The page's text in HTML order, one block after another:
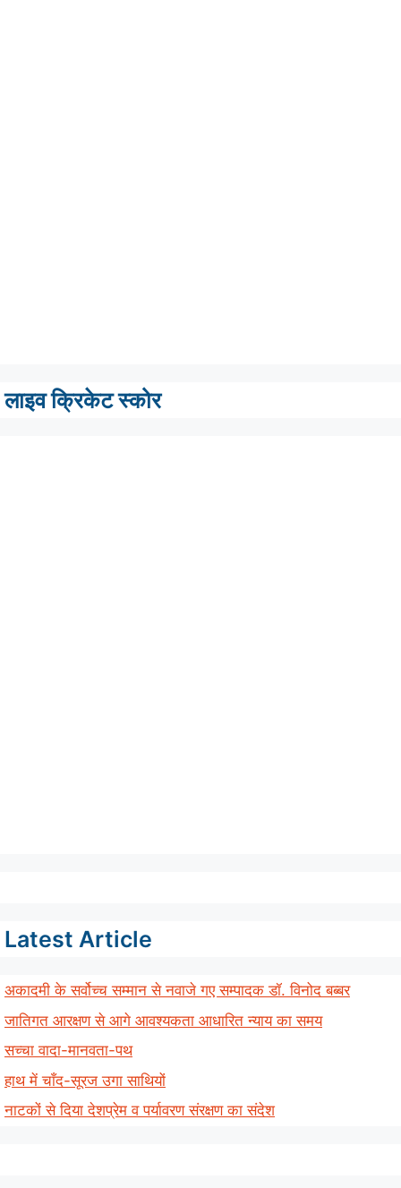
लाइव क्रिकेट स्कोर
Latest Article
अकादमी के सर्वोच्च सम्मान से नवाजे गए सम्पादक डॉ. विनोद बब्बर
जातिगत आरक्षण से आगे आवश्यकता आधारित न्याय का समय
सच्चा वादा-मानवता-पथ
हाथ में चाँद-सूरज उगा साथियों
नाटकों से दिया देशप्रेम व पर्यावरण संरक्षण का संदेश